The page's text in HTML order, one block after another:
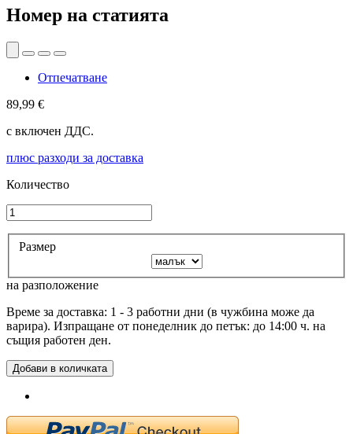
Номер на статията
Отпечатване
89,99 €
с включен ДДС.
плюс разходи за доставка
Количество
Размер
на разположение
Време за доставка: 1 - 3 работни дни (в чужбина може да
варира). Изпращане от понеделник до петък: до 14:00 ч. на
същия работен ден.
Добави в количката